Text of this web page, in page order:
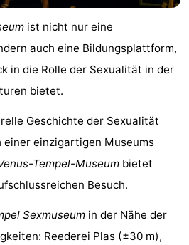
ist nicht nur eine
auch eine Bildungsplattform,
in die Rolle der Sexualität in der
bietet.
Geschichte der Sexualität
einzigartigen Museums
Tempel-Museum bietet
Besuch.
Sexmuseum in der Nähe der
Reederei Plas (±30 m),